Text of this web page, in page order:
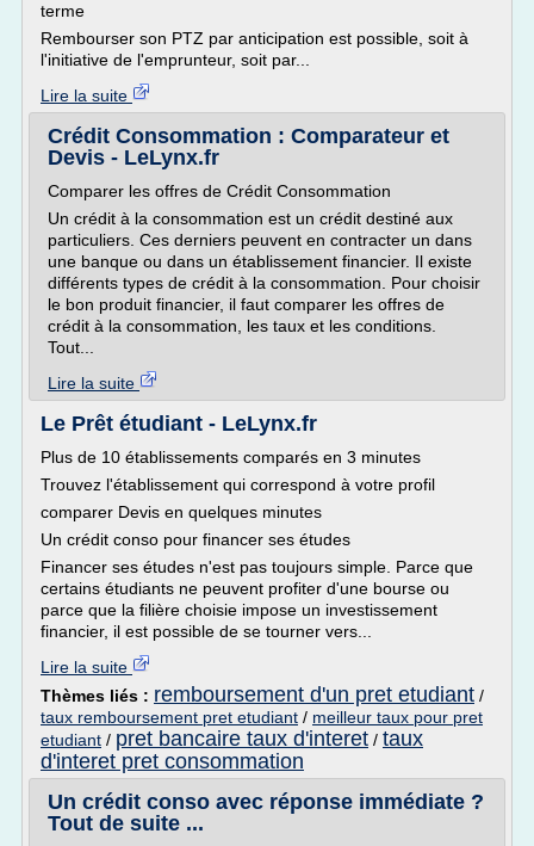
terme
Rembourser son PTZ par anticipation est possible, soit à
l'initiative de l'emprunteur, soit par...
Lire la suite
Crédit Consommation : Comparateur et
Devis - LeLynx.fr
Comparer les offres de Crédit Consommation
Un crédit à la consommation est un crédit destiné aux
particuliers. Ces derniers peuvent en contracter un dans
une banque ou dans un établissement financier. Il existe
différents types de crédit à la consommation. Pour choisir
le bon produit financier, il faut comparer les offres de
crédit à la consommation, les taux et les conditions.
Tout...
Lire la suite
Le Prêt étudiant - LeLynx.fr
Plus de 10 établissements comparés en 3 minutes
Trouvez l'établissement qui correspond à votre profil
comparer Devis en quelques minutes
Un crédit conso pour financer ses études
Financer ses études n'est pas toujours simple. Parce que
certains étudiants ne peuvent profiter d'une bourse ou
parce que la filière choisie impose un investissement
financier, il est possible de se tourner vers...
Lire la suite
Thèmes liés : remboursement d'un pret etudiant /
taux remboursement pret etudiant / meilleur taux pour pret
etudiant / pret bancaire taux d'interet / taux
d'interet pret consommation
Un crédit conso avec réponse immédiate ?
Tout de suite ...